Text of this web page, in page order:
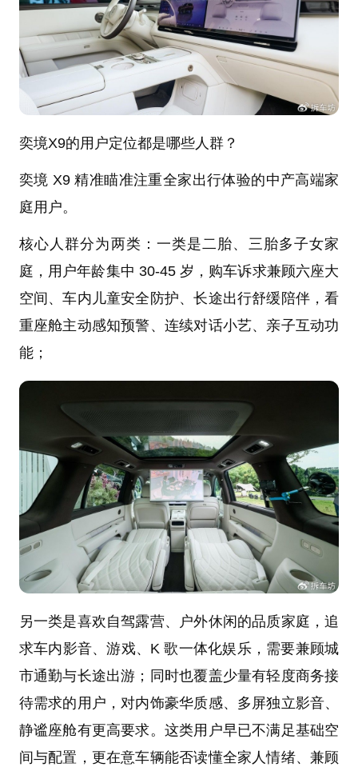
奕境X9的用户定位都是哪些人群？
奕境 X9 精准瞄准注重全家出行体验的中产高端家
庭用户。
核心人群分为两类：一类是二胎、三胎多子女家
庭，用户年龄集中 30-45 岁，购车诉求兼顾六座大
空间、车内儿童安全防护、长途出行舒缓陪伴，看
重座舱主动感知预警、连续对话小艺、亲子互动功
能；
另一类是喜欢自驾露营、户外休闲的品质家庭，追
求车内影音、游戏、K 歌一体化娱乐，需要兼顾城
市通勤与长途出游；同时也覆盖少量有轻度商务接
待需求的用户，对内饰豪华质感、多屏独立影音、
静谧座舱有更高要求。这类用户早已不满足基础空
间与配置，更在意车辆能否读懂全家人情绪、兼顾